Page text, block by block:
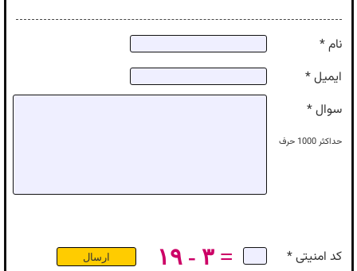
نام *
ایمیل *
سوال *
حداکثر1000 حرف
کد امنیتی * ۱۹ - ۳ =